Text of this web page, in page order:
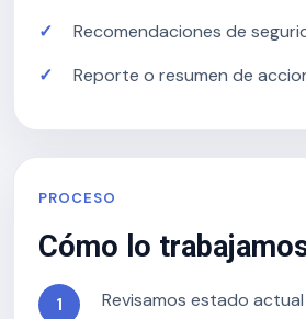
Recomendaciones de
Reporte o resumen de
PROCESO
Cómo lo
Revisamos estado